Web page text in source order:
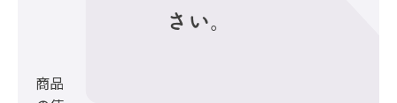
さい。
商品